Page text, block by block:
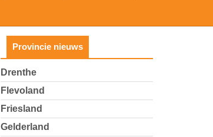
Provincie nieuws
Drenthe
Flevoland
Friesland
Gelderland